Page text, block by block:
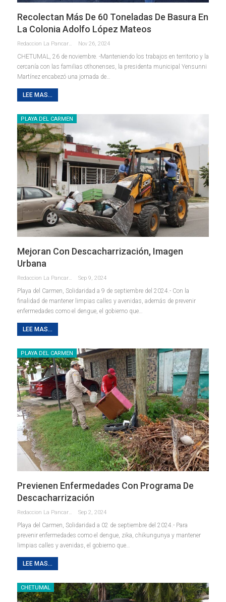
Recolectan Más De 60 Toneladas De Basura En
La Colonia Adolfo López Mateos
Nov 26, 2024
CHETUMAL, 26 de noviembre. -Manteniendo los trabajos en territorio y la
cercanía con las familias othonenses, la presidenta municipal Yensunni
Martínez encabezó una jornada de
LEE MAS...
PLAYA DEL CARMEN
Mejoran Con Descacharrización, Imagen
Urbana
Redaccion La Pancarta De Quintana Roo Sep 9, 2024
Playa del Carmen, Solidaridad a 9 de septiembre del 2024.- Con la
finalidad de mantener limpias calles y avenidas, además de prevenir
enfermedades como el dengue, el gobierno que
LEE MAS...
PLAYA DEL CARMEN
Previenen Enfermedades Con Programa De
Descacharrización
Redaccion La Pancarta De Quintana Roo Sep 2, 2024
Playa del Carmen, Solidaridad a 02 de septiembre del 2024.- Para
prevenir enfermedades como el dengue, zika, chikungunya y mantener
limpias calles y avenidas, el gobierno que…
LEE MAS...
CHETUMAL